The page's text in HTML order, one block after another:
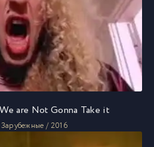
are Not Gonna Take it
/ 2016